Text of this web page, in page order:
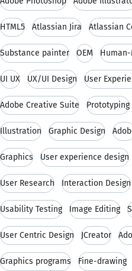
HTML5 Atlassian Jira Atlassian
Substance painter OEM
UI UX UX/UI Design User
Adobe Creative Suite Prototyping
Illustration Graphic Design
Graphics User experience design
User Research Interaction Design
Usability Testing Image Editing
User Centric Design JCreator
Graphics programs Fine-drawing